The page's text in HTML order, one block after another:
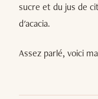
sucre et du jus de
d'acacia.
Assez parlé, voici